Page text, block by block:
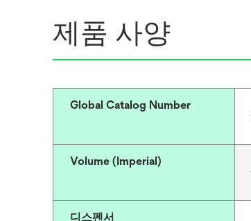
제품 사양
Global Catalog Number
Volume (Imperial)
디스펜서